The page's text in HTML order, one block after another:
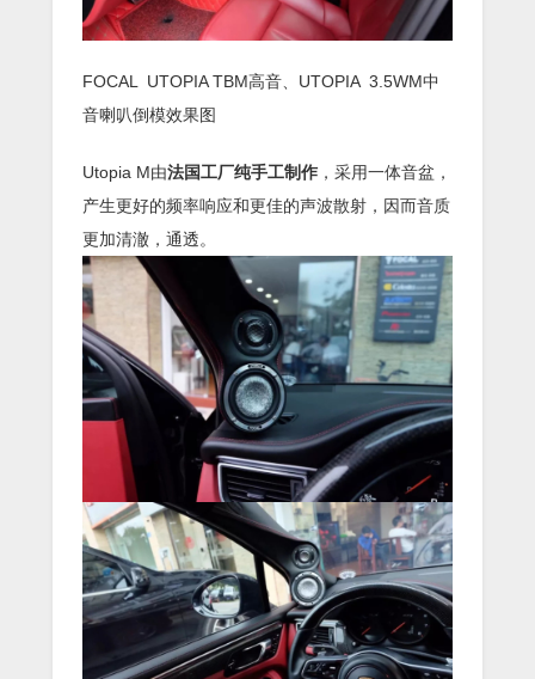
FOCAL UTOPIA TBM高音、UTOPIA 3.5WM中
音喇叭倒模效果图
Utopia M由法国工厂纯手工制作 ，采用一体音盆，
产生更好的频率响应和更佳的声波散射，因而音质
更加清澈，通透。